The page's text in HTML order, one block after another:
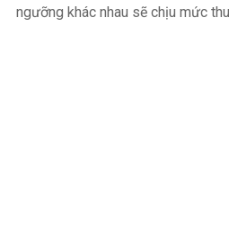
ngưỡng khác nhau sẽ chịu mức